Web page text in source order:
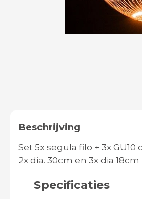
Beschrijving
Set 5x segula filo + 3x
2x dia. 30cm en 3x dia 18cm
Specificaties